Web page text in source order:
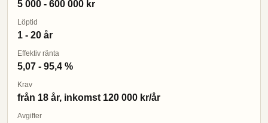
5 000 - 600 000 kr
Löptid
1 - 20 år
Effektiv ränta
5,07 - 95,4 %
Krav
från 18 år, inkomst 120 000 kr/år
Avgifter